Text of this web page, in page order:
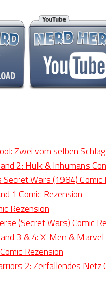
Zwei vom selben
2: Hulk & Inhumans
Wars (1984) Comic
1 Comic Rezension
Rezension
(Secret Wars) Comic
3 & 4: X-Men &
Rezension
2: Zerfallendes Netz